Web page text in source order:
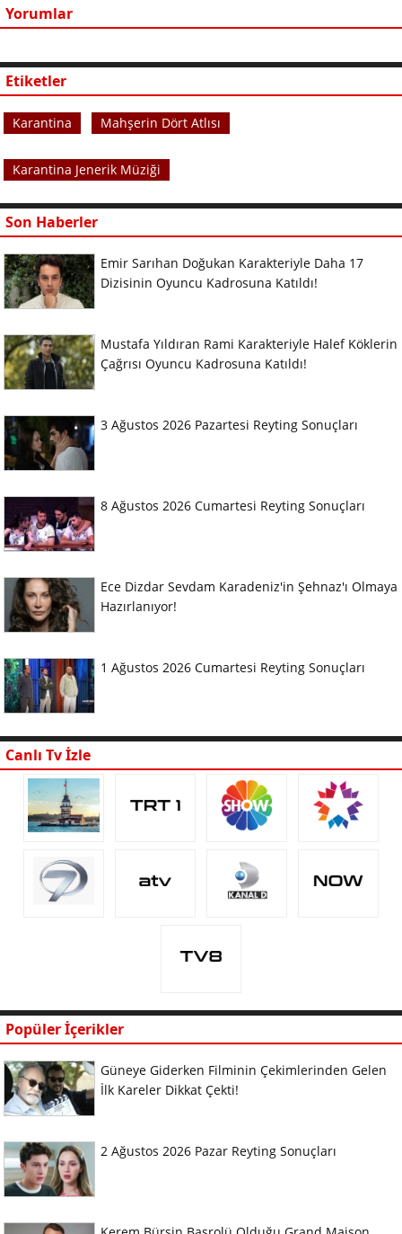
Yorumlar
Etiketler
Karantina Mahşerin Dört Atlısı
Karantina Jenerik Müziği
Son Haberler
Emir Sarıhan Doğukan Karakteriyle Daha 17
Dizisinin Oyuncu Kadrosuna Katıldı!
Mustafa Yıldıran Rami Karakteriyle Halef Köklerin
Çağrısı Oyuncu Kadrosuna Katıldı!
3 Ağustos 2026 Pazartesi Reyting Sonuçları
8 Ağustos 2026 Cumartesi Reyting Sonuçları
Ece Dizdar Sevdam Karadeniz'in Şehnaz'ı Olmaya
Hazırlanıyor!
1 Ağustos 2026 Cumartesi Reyting Sonuçları
Canlı Tv İzle
Popüler İçerikler
Güneye Giderken Filminin Çekimlerinden Gelen
İlk Kareler Dikkat Çekti!
2 Ağustos 2026 Pazar Reyting Sonuçları